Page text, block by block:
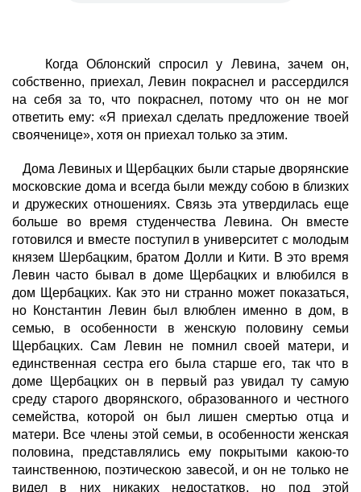
Когда Облонский спросил у Левина, зачем он,
собственно, приехал, Левин покраснел и рассердился
на себя за то, что покраснел, потому что он не мог
ответить ему: «Я приехал сделать предложение твоей
свояченице», хотя он приехал только за этим.
Дома Левиных и Щербацких были старые дворянские
московские дома и всегда были между собою в близких
и дружеских отношениях. Связь эта утвердилась еще
больше во время студенчества Левина. Он вместе
готовился и вместе поступил в университет с молодым
князем Шербацким, братом Долли и Кити. В это время
Левин часто бывал в доме Щербацких и влюбился в
дом Щербацких. Как это ни странно может показаться,
но Константин Левин был влюблен именно в дом, в
семью, в особенности в женскую половину семьи
Щербацких. Сам Левин не помнил своей матери, и
единственная сестра его была старше его, так что в
доме Щербацких он в первый раз увидал ту самую
среду старого дворянского, образованного и честного
семейства, которой он был лишен смертью отца и
матери. Все члены этой семьи, в особенности женская
половина, представлялись ему покрытыми какою-то
таинственною, поэтическою завесой, и он не только не
видел в них никаких недостатков, но под этой